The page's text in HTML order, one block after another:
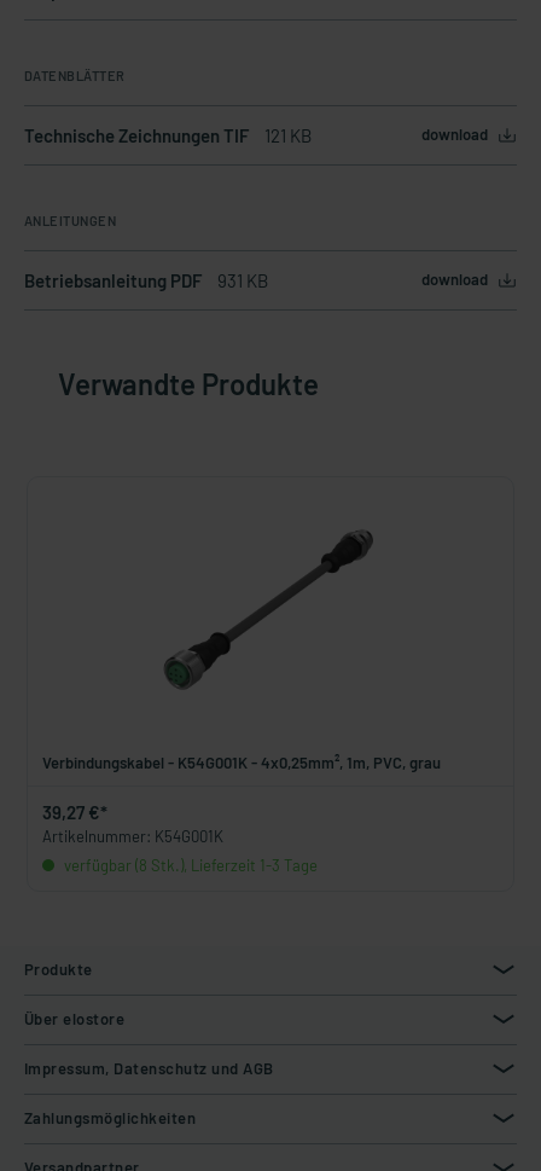
DATENBLÄTTER
Technische Zeichnungen TIF 121 KB download
ANLEITUNGEN
Betriebsanleitung PDF 931 KB download
Verwandte Produkte
Verbindungskabel - K54G001K - 4x0,25mm², 1m, PVC, grau
39,27 €*
Artikelnummer: K54G001K
verfügbar (8 Stk.), Lieferzeit 1-3 Tage
Produkte
Über elostore
Impressum, Datenschutz und AGB
Zahlungsmöglichkeiten